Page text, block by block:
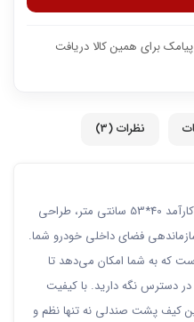
برای همین کالا دریافت
نظرات (3)
کیف چرم پشت صندلی خودرو با ابعاد کارآمد 40*53 سانتی متر، طراحی
فضای داخلی خودرو شما.
مختلف است که به شما امکان می‌دهد تا
دسترس نگه دارید. با کیفیت
کیف پشت صندلی نه تنها نظم و